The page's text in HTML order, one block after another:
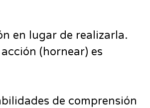
en lugar de realizarla.
(hornear) es
de comprensión